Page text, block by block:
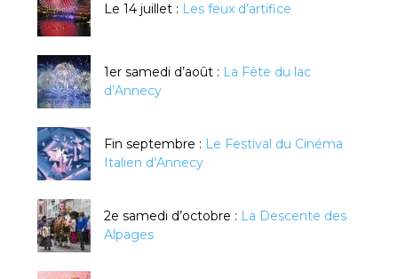
Le 14 juillet : Les feux d’artifice
1er samedi d’août : La Fête du lac
d’Annecy
Fin septembre : Le Festival du Cinéma
Italien d’Annecy
2e samedi d’octobre : La Descente des
Alpages